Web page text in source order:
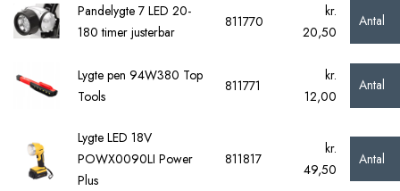
Pandelygte 7 LED 20-
180 timer justerbar
811770
kr.
20,50
Antal
Lygte pen 94W380 Top
Tools
811771
kr.
12,00
Antal
Lygte LED 18V
POWX0090LI Power
Plus
811817
kr.
49,50
Antal